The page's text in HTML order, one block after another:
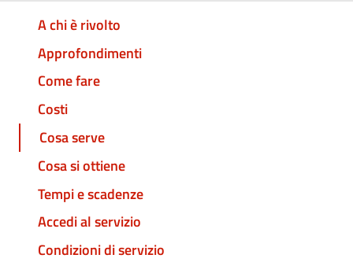
A chi è rivolto
Approfondimenti
Come fare
Costi
Cosa serve
Cosa si ottiene
Tempi e scadenze
Accedi al servizio
Condizioni di servizio